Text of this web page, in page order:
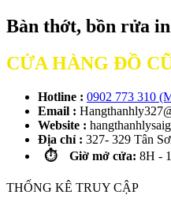
Bàn thớt, bồn rửa
CỬA HÀNG ĐỒ
Hotline : 0902 773 310
Email :
Website :
Địa chỉ : 327- 329 Tân
⏱️ Giờ mở cửa: 8H -
THỐNG KÊ TRUY CẬP